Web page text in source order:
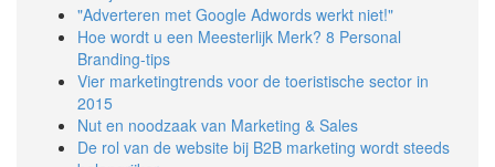
"Adverteren met Google Adwords werkt niet!"
Hoe wordt u een Meesterlijk Merk? 8 Personal
Branding-tips
Vier marketingtrends voor de toeristische sector in
2015
Nut en noodzaak van Marketing & Sales
De rol van de website bij B2B marketing wordt steeds